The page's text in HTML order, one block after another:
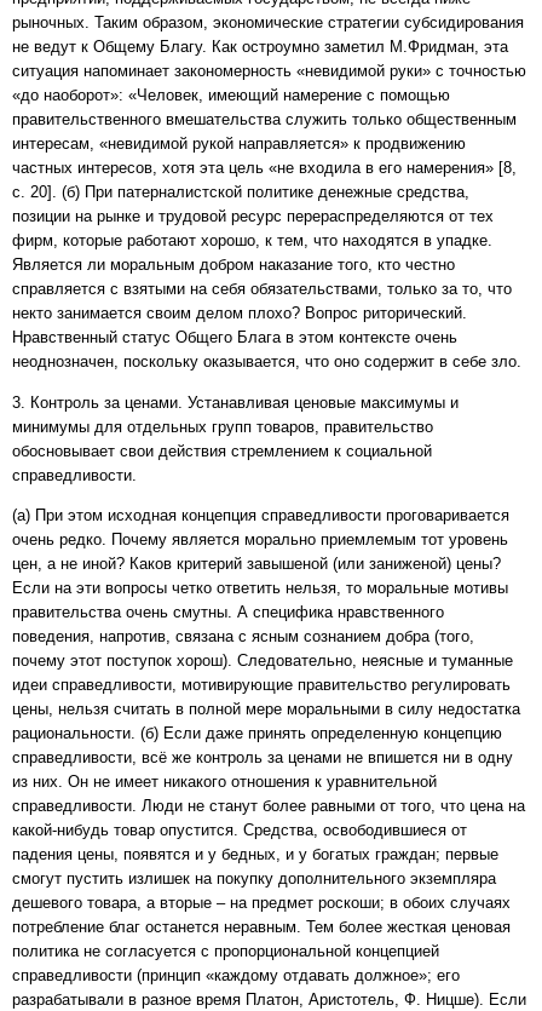
рыночных. Таким образом, экономические стратегии субсидирования
не ведут к Общему Благу. Как остроумно заметил М.Фридман, эта
ситуация напоминает закономерность «невидимой руки» с точностью
«до наоборот»: «Человек, имеющий намерение с помощью
правительственного вмешательства служить только общественным
интересам, «невидимой рукой направляется» к продвижению
частных интересов, хотя эта цель «не входила в его намерения» [8,
c. 20]. (б) При патерналистской политике денежные средства,
позиции на рынке и трудовой ресурс перераспределяются от тех
фирм, которые работают хорошо, к тем, что находятся в упадке.
Является ли моральным добром наказание того, кто честно
справляется с взятыми на себя обязательствами, только за то, что
некто занимается своим делом плохо? Вопрос риторический.
Нравственный статус Общего Блага в этом контексте очень
неоднозначен, поскольку оказывается, что оно содержит в себе зло.
3. Контроль за ценами. Устанавливая ценовые максимумы и
минимумы для отдельных групп товаров, правительство
обосновывает свои действия стремлением к социальной
справедливости.
(а) При этом исходная концепция справедливости проговаривается
очень редко. Почему является морально приемлемым тот уровень
цен, а не иной? Каков критерий завышеной (или заниженой) цены?
Если на эти вопросы четко ответить нельзя, то моральные мотивы
правительства очень смутны. А специфика нравственного
поведения, напротив, связана с ясным сознанием добра (того,
почему этот поступок хорош). Следовательно, неясные и туманные
идеи справедливости, мотивирующие правительство регулировать
цены, нельзя считать в полной мере моральными в силу недостатка
рациональности. (б) Если даже принять определенную концепцию
справедливости, всё же контроль за ценами не впишется ни в одну
из них. Он не имеет никакого отношения к уравнительной
справедливости. Люди не станут более равными от того, что цена на
какой-нибудь товар опустится. Средства, освободившиеся от
падения цены, появятся и у бедных, и у богатых граждан; первые
смогут пустить излишек на покупку дополнительного экземпляра
дешевого товара, а вторые – на предмет роскоши; в обоих случаях
потребление благ останется неравным. Тем более жесткая ценовая
политика не согласуется с пропорциональной концепцией
справедливости (принцип «каждому отдавать должное»; его
разрабатывали в разное время Платон, Аристотель, Ф. Ницше). Если